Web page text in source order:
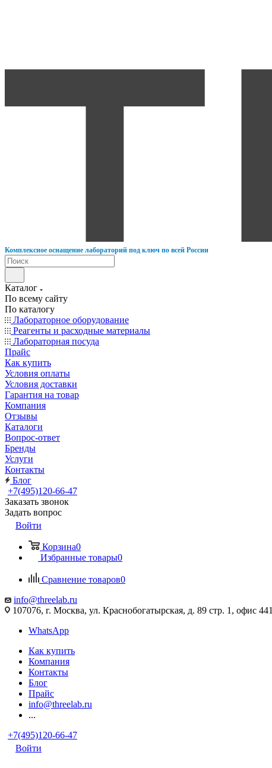
Комплексное оснащение лабораторий под ключ по всей России
Каталог
По всему сайту
По каталогу
Лабораторное оборудование
Реагенты и расходные материалы
Лабораторная посуда
Прайс
Как купить
Условия оплаты
Условия доставки
Гарантия на товар
Компания
Отзывы
Каталоги
Вопрос-ответ
Бренды
Услуги
Контакты
Блог
+7(495)120-66-47
Заказать звонок
Задать вопрос
Войти
Корзина0
Избранные товары0
Сравнение товаров0
info@threelab.ru
107076, г. Москва, ул. Краснобогатырская, д. 89 стр. 1, офис 441
WhatsApp
Как купить
Компания
Контакты
Блог
Прайс
info@threelab.ru
...
+7(495)120-66-47
Войти